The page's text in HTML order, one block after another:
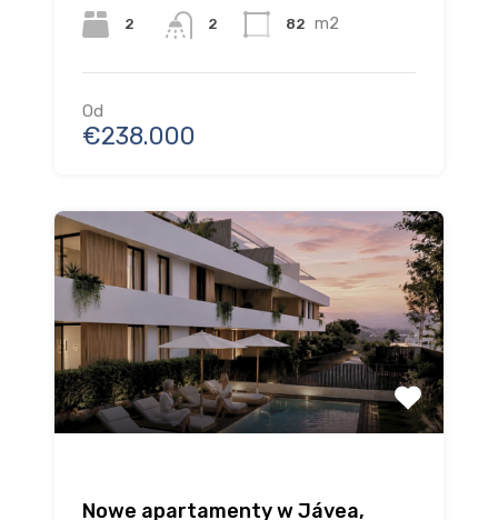
2 2 82 m2
Od
€238.000
Nowe apartamenty w Jávea,